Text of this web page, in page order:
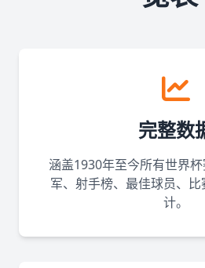
完整数
涵盖1930年至今所有世界
军、射手榜、最佳球员、
计。